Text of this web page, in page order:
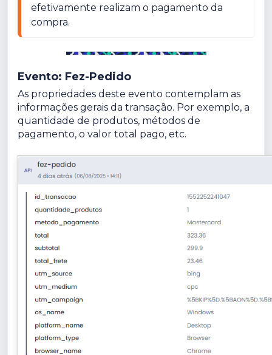
efetivamente realizam o pagamento da
compra.
Evento: Fez-Pedido
As propriedades deste evento contemplam as
informações gerais da transação. Por exemplo, a
quantidade de produtos, métodos de
pagamento, o valor total pago, etc.